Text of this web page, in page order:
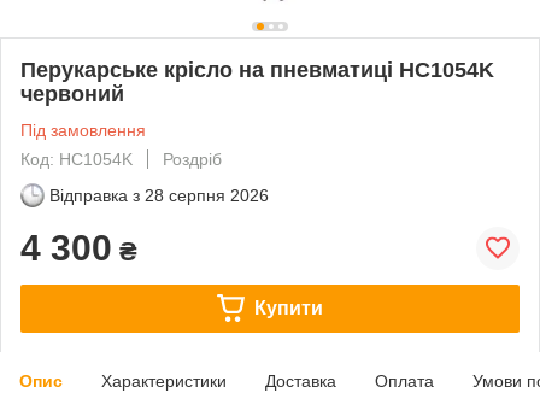
Перукарське крісло на пневматиці HC1054K
червоний
Під замовлення
Код: HC1054K
Роздріб
Відправка з 28 серпня 2026
4 300 ₴
Купити
Опис Характеристики Доставка Оплата Умови